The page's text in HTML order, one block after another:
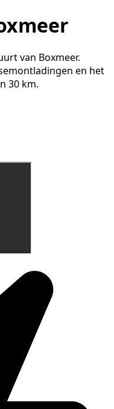
van Boxmeer.
en het
30 km.